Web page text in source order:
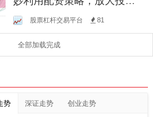
收益？——一份实用指南
股票杠杆交易平台 81
全部加载完成
势 深证走势 创业走势